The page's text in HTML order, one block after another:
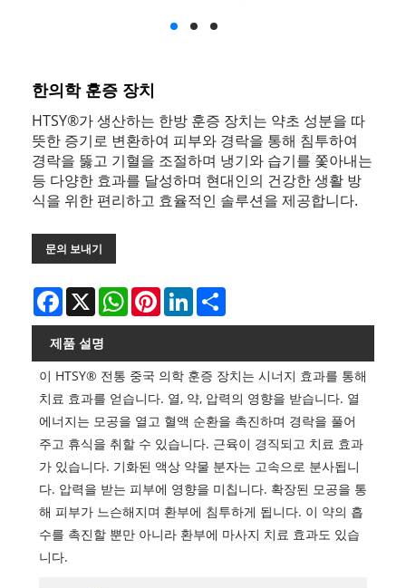
한의학 훈증 장치
HTSY®가 생산하는 한방 훈증 장치는 약초 성분을 따
뜻한 증기로 변환하여 피부와 경락을 통해 침투하여
경락을 뚫고 기혈을 조절하며 냉기와 습기를 쫓아내는
등 다양한 효과를 달성하며 현대인의 건강한 생활 방
식을 위한 편리하고 효율적인 솔루션을 제공합니다.
문의 보내기
Facebook
X WhatsAppPinterestLinkedIn
제품 설명
이 HTSY® 전통 중국 의학 훈증 장치는 시너지 효과를 통해
치료 효과를 얻습니다. 열, 약, 압력의 영향을 받습니다. 열
에너지는 모공을 열고 혈액 순환을 촉진하며 경락을 풀어
주고 휴식을 취할 수 있습니다. 근육이 경직되고 치료 효과
가 있습니다. 기화된 액상 약물 분자는 고속으로 분사됩니
다. 압력을 받는 피부에 영향을 미칩니다. 확장된 모공을 통
해 피부가 느슨해지며 환부에 침투하게 됩니다. 이 약의 흡
수를 촉진할 뿐만 아니라 환부에 마사지 치료 효과도 있습
니다.